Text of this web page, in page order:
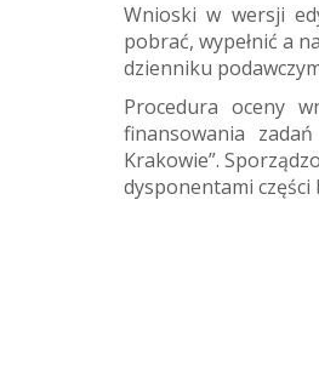
Wnioski w wersji
pobrać, wypełnić a
dzienniku
Procedura oceny
finansowania
Krakowie”.
dysponentami części